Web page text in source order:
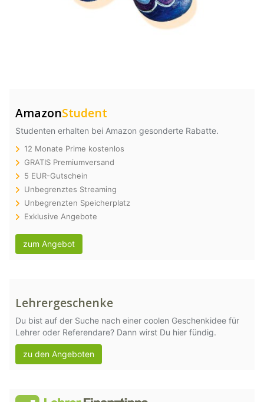
AmazonStudent
Studenten erhalten bei Amazon gesonderte Rabatte.
12 Monate Prime kostenlos
GRATIS Premiumversand
5 EUR-Gutschein
Unbegrenztes Streaming
Unbegrenzten Speicherplatz
Exklusive Angebote
zum Angebot
Lehrergeschenke
Du bist auf der Suche nach einer coolen Geschenkidee für
Lehrer oder Referendare? Dann wirst Du hier fündig.
zu den Angeboten